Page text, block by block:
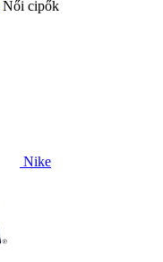
Női cipők
Nike